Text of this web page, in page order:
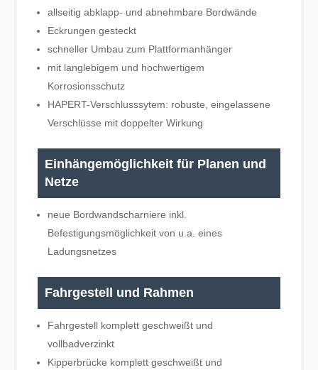
allseitig abklapp- und abnehmbare Bordwände
Eckrungen gesteckt
schneller Umbau zum Plattformanhänger
mit langlebigem und hochwertigem
Korrosionsschutz
HAPERT-Verschlusssytem: robuste, eingelassene
Verschlüsse mit doppelter Wirkung
Einhängemöglichkeit für Planen und
Netze
neue Bordwandscharniere inkl.
Befestigungsmöglichkeit von u.a. eines
Ladungsnetzes
Fahrgestell und Rahmen
Fahrgestell komplett geschweißt und
vollbadverzinkt
Kipperbrücke komplett geschweißt und